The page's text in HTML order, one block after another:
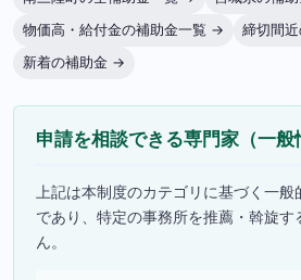
物価高・給付金の補助金一覧 →
締切間
新着の補助金 →
申請を相談できる専門家（一般
上記は本制度のカテゴリに基づく一般
であり、特定の事務所を推薦・斡旋す
ん。